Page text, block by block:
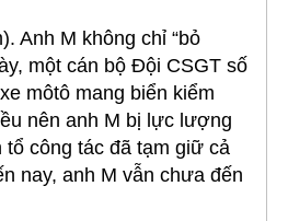
Anh M không chỉ “bỏ
một cán bộ Đội CSGT số
môtô mang biển kiểm
nên anh M bị lực lượng
tổ công tác đã tạm giữ cả
nay, anh M vẫn chưa đến